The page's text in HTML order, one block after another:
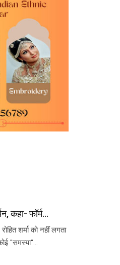
कहा- फॉर्म...
शर्मा को नहीं लगता
"समस्या"...